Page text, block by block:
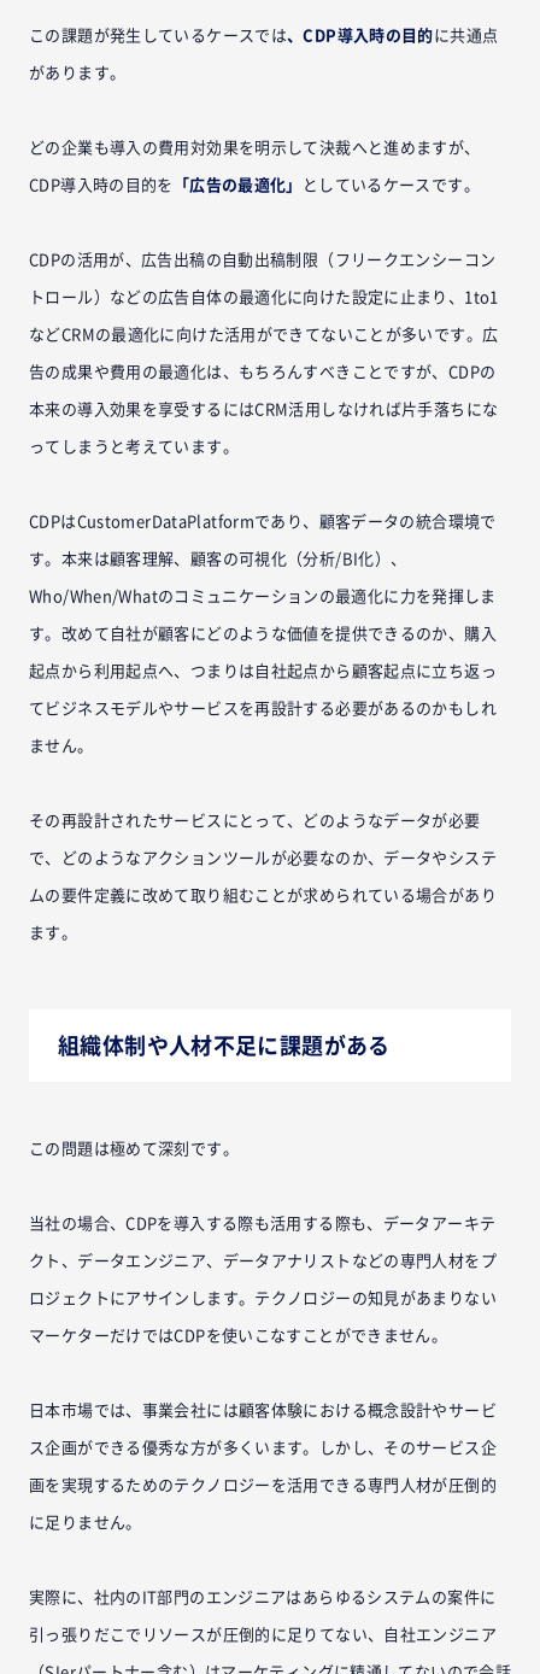
この課題が発生しているケースでは、CDP導入時の目的に共通点
があります。
どの企業も導入の費用対効果を明示して決裁へと進めますが、
CDP導入時の目的を 「広告の最適化」 としているケースです。
CDPの活用が、広告出稿の自動出稿制限（フリークエンシーコン
トロール）などの広告自体の最適化に向けた設定に止まり、1to1
などCRMの最適化に向けた活用ができてないことが多いです。広
告の成果や費用の最適化は、もちろんすべきことですが、CDPの
本来の導入効果を享受するにはCRM活用しなければ片手落ちにな
ってしまうと考えています。
CDPはCustomerDataPlatformであり、顧客データの統合環境で
す。本来は顧客理解、顧客の可視化（分析/BI化）、
Who/When/Whatのコミュニケーションの最適化に力を発揮しま
す。改めて自社が顧客にどのような価値を提供できるのか、購入
起点から利用起点へ、つまりは自社起点から顧客起点に立ち返っ
てビジネスモデルやサービスを再設計する必要があるのかもしれ
ません。
その再設計されたサービスにとって、どのようなデータが必要
で、どのようなアクションツールが必要なのか、データやシステ
ムの要件定義に改めて取り組むことが求められている場合があり
ます。
組織体制や人材不足に課題がある
この問題は極めて深刻です。
当社の場合、CDPを導入する際も活用する際も、データアーキテ
クト、データエンジニア、データアナリストなどの専門人材をプ
ロジェクトにアサインします。テクノロジーの知見があまりない
マーケターだけではCDPを使いこなすことができません。
日本市場では、事業会社には顧客体験における概念設計やサービ
ス企画ができる優秀な方が多くいます。しかし、そのサービス企
画を実現するためのテクノロジーを活用できる専門人材が圧倒的
に足りません。
実際に、社内のIT部門のエンジニアはあらゆるシステムの案件に
引っ張りだこでリソースが圧倒的に足りてない、自社エンジニア